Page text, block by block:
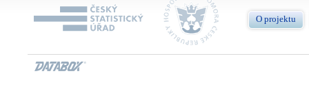
O projektu